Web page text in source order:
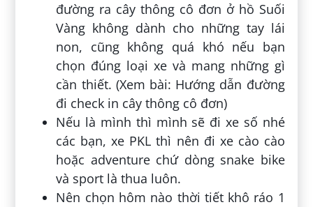
đường ra cây thông cô đơn ở hồ Suối
Vàng không dành cho những tay lái
non, cũng không quá khó nếu bạn
chọn đúng loại xe và mang những gì
cần thiết. (Xem bài: Hướng dẫn đường
đi check in cây thông cô đơn)
Nếu là mình thì mình sẽ đi xe số nhé
các bạn, xe PKL thì nên đi xe cào cào
hoặc adventure chứ dòng snake bike
và sport là thua luôn.
Nên chọn hôm nào thời tiết khô ráo 1